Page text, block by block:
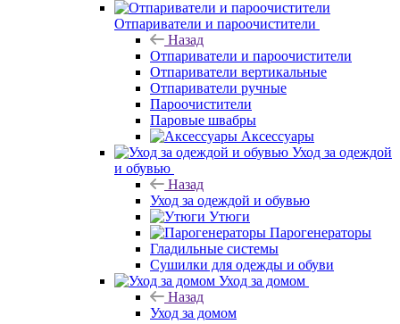
Отпариватели и пароочистители
Назад
Отпариватели и пароочистители
Отпариватели вертикальные
Отпариватели ручные
Пароочистители
Паровые швабры
Аксессуары
Уход за одеждой
и обувью
Назад
Уход за одеждой и обувью
Утюги
Парогенераторы
Гладильные системы
Сушилки для одежды и обуви
Уход за домом
Назад
Уход за домом